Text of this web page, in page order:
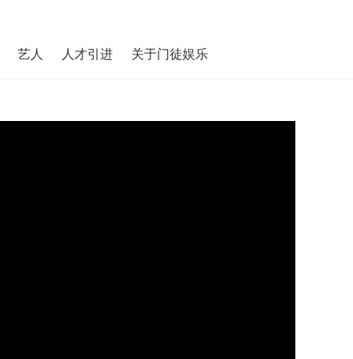
艺人 人才引进 关于门徒娱乐